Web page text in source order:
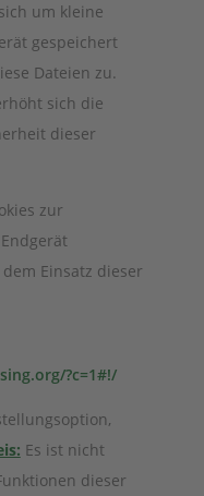
um kleine
gespeichert
Dateien zu.
sich die
dieser
zur
Einsatz dieser
?c=1#!/
Es ist nicht
dieser